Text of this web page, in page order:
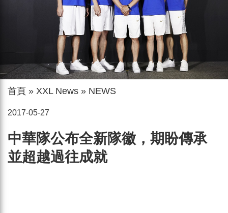
首頁 » XXL News » NEWS
2017-05-27
中華隊公布全新隊徽，期盼傳承
並超越過往成就